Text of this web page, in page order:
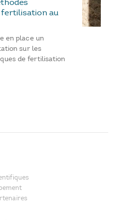
fertilisation au
en place un
sur les
de fertilisation